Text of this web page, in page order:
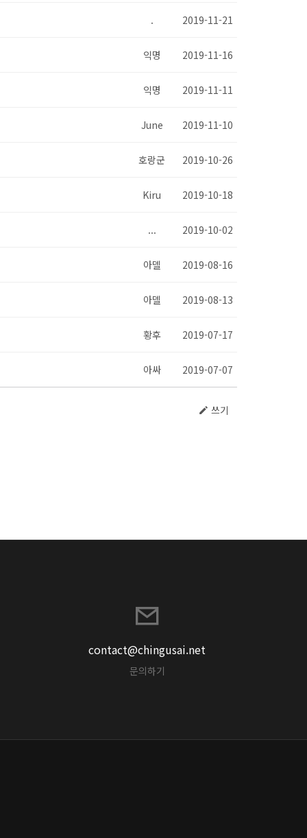
. 2019-11-21
익명 2019-11-16
익명 2019-11-11
June 2019-11-10
호랑군 2019-10-26
Kiru 2019-10-18
... 2019-10-02
아델 2019-08-16
아델 2019-08-13
황후 2019-07-17
아싸 2019-07-07
쓰기
contact@chingusai.net
문의하기